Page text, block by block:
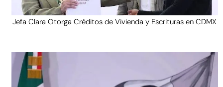
Jefa Clara Otorga Créditos de Vivienda y Escrituras en CDMX